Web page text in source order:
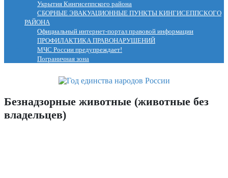
Укрытия Кингисеппского района
СБОРНЫЕ ЭВАКУАЦИОННЫЕ ПУНКТЫ КИНГИСЕППСКОГО
РАЙОНА
Официальный интернет-портал правовой информации
ПРОФИЛАКТИКА ПРАВОНАРУШЕНИЙ
МЧС России предупреждает!
Пограничная зона
Безнадзорные животные (животные без
владельцев)